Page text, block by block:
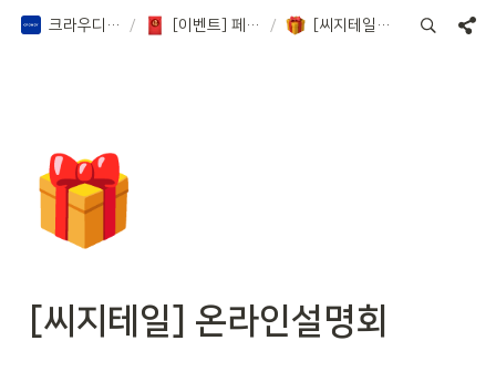
크라우디 증권 Notion / [이벤트] 페이백 이벤트 등 / [씨지테일] 온라인설명회
🎁
[씨지테일] 온라인설명회